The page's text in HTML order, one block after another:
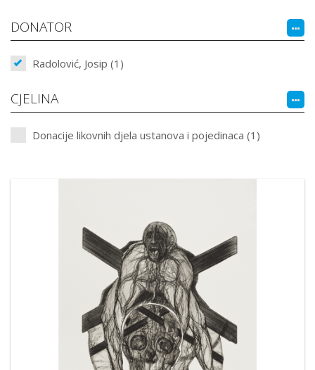
DONATOR
Radolović, Josip (1)
CJELINA
Donacije likovnih djela ustanova i pojedinaca (1)